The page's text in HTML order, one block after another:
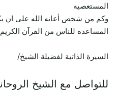
المستعصيه
وكم من شخص أعانه الله على ان
المساعده للناس من القرآن
السيرة الذاتية لفضيلة الشيخ/
للتواصل مع الشيخ